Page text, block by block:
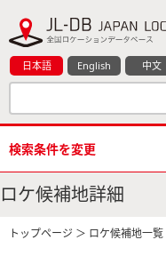
日本語 English 中文
検索条件を変更
ロケ候補地詳細
トップページ ＞ ロケ候補地一覧